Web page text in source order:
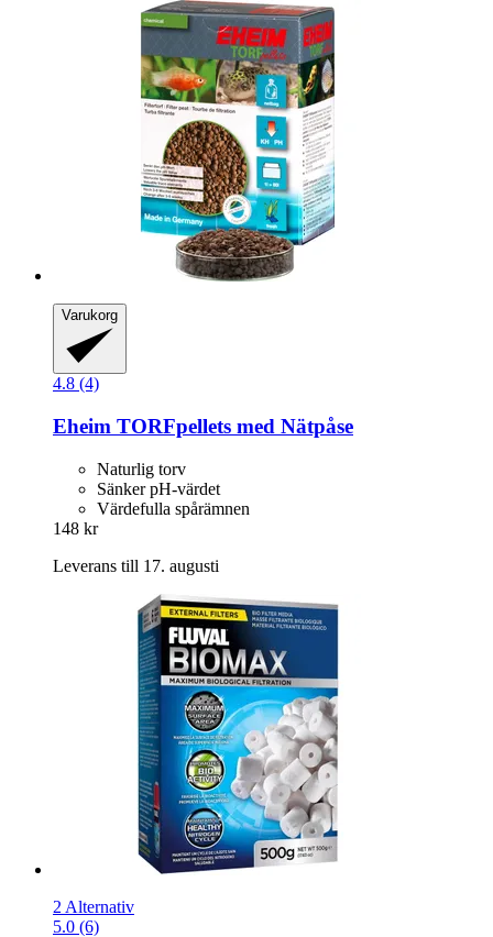
Varukorg
4.8 (4)
Eheim TORFpellets med Nätpåse
Naturlig torv
Sänker pH-värdet
Värdefulla spårämnen
148 kr
Leverans till 17. augusti
2 Alternativ
5.0 (6)